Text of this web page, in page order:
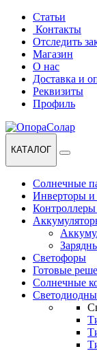
Перейти
навигации
Перейти
содержанию
Статьи
Контакты
Отследить
Магазин
О нас
Доставка и
Реквизиты
Профиль
КАТАЛОГ
Солнечные
Инверторы
Контроллеры
Светофоры
Готовые
Солнечные